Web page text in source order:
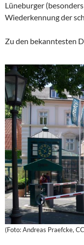
Lüneburger
Wiederkennung der
Zu den bekanntesten
(Foto: Andreas Praefcke,